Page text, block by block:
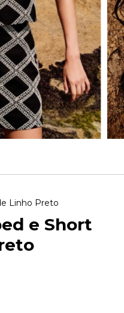
Linho Preto
e Short